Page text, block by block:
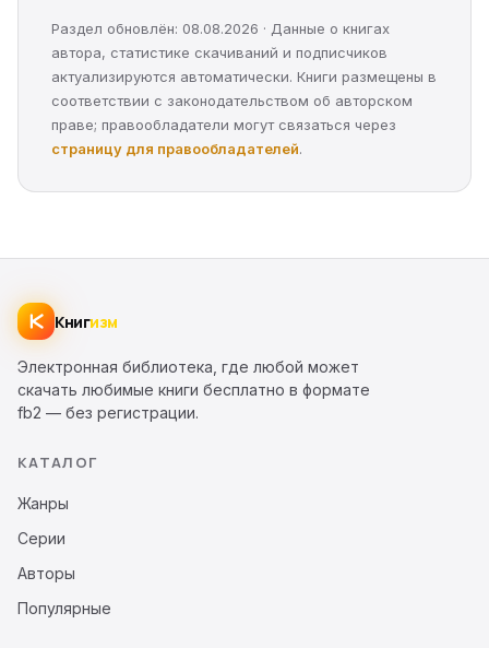
Раздел обновлён: 08.08.2026 · Данные о книгах
автора, статистике скачиваний и подписчиков
актуализируются автоматически. Книги размещены в
соответствии с законодательством об авторском
праве; правообладатели могут связаться через
страницу для правообладателей.
Книгизм
Электронная библиотека, где любой может
скачать любимые книги бесплатно в формате
fb2 — без регистрации.
КАТАЛОГ
Жанры
Серии
Авторы
Популярные